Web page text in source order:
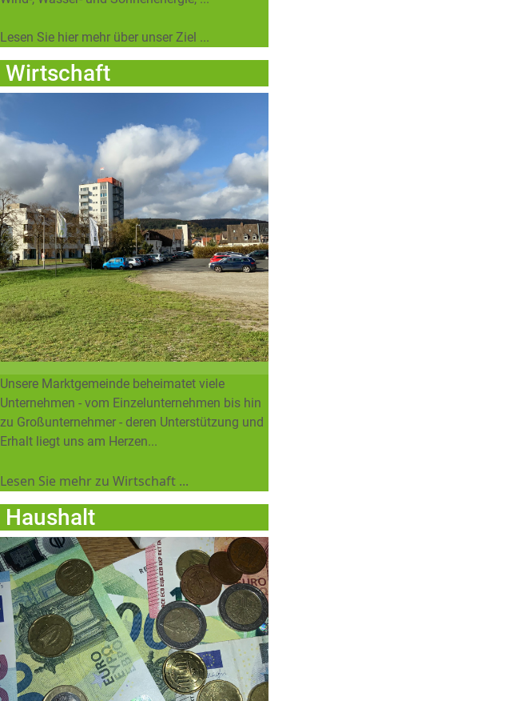
Lesen Sie hier mehr über unser Ziel ...
Wirtschaft
Unsere Marktgemeinde beheimatet viele
Unternehmen - vom Einzelunternehmen bis hin
zu Großunternehmer - deren Unterstützung und
Erhalt liegt uns am Herzen...
Lesen Sie mehr zu Wirtschaft ...
Haushalt